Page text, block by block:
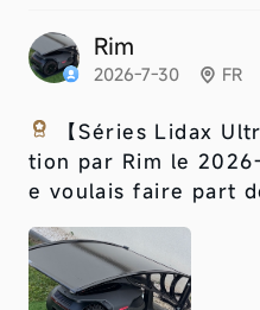
Rim
2026-7-30 FR
【Séries Lidax
tion par Rim le
e voulais faire part